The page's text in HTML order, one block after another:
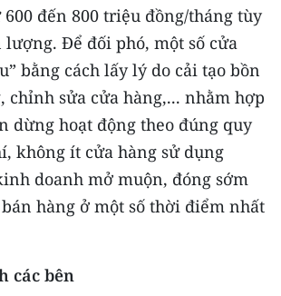
đến 800 triệu đồng/tháng tùy
lượng. Để đối phó, một số cửa
bằng cách lấy lý do cải tạo bồn
chỉnh sửa cửa hàng,... nhằm hợp
dừng hoạt động theo đúng quy
không ít cửa hàng sử dụng
doanh mở muộn, đóng sớm
hàng ở một số thời điểm nhất
các bên